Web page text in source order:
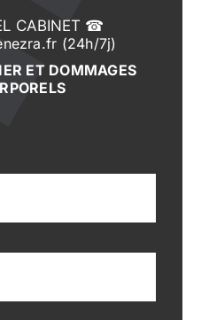
CABINET ☎
(24h/7j)
ET DOMMAGES